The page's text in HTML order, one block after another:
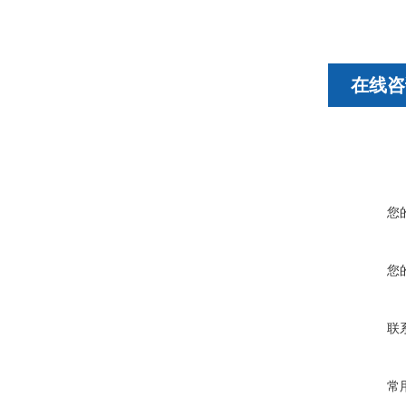
在线
您
您
联
常